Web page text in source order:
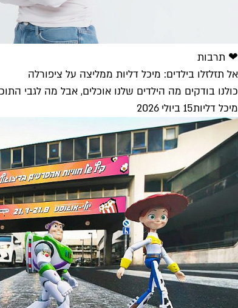
❤ תרבות
אל תזלזלו בילדים: מיכל דליות ממליצה על ציפורלה
כולנו בודקים מה הילדים שלנו אוכלים, אבל מה לגבי
מיכל דליות15 ביולי 2026